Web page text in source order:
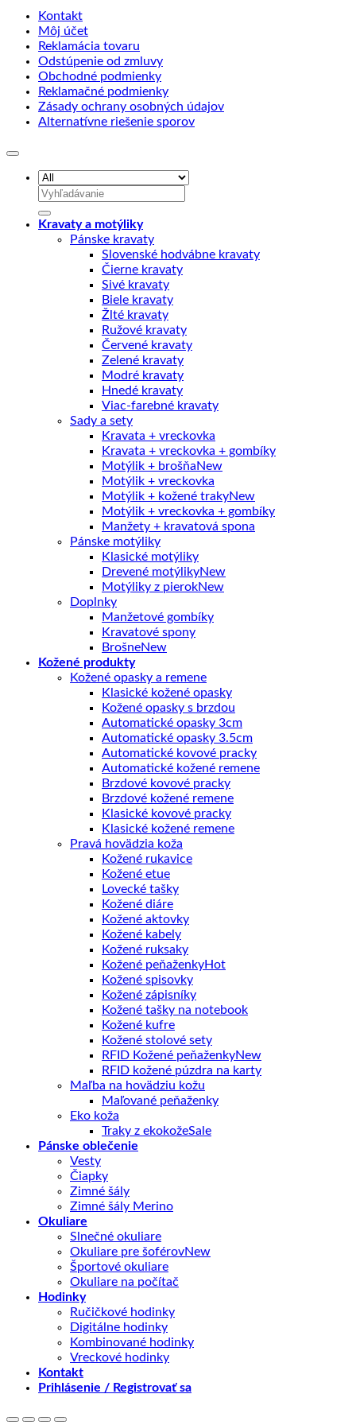
Kontakt
Môj účet
Reklamácia tovaru
Odstúpenie od zmluvy
Obchodné podmienky
Reklamačné podmienky
Zásady ochrany osobných údajov
Alternatívne riešenie sporov
Hľadať:
Kravaty a motýliky
Pánske kravaty
Slovenské hodvábne kravaty
Čierne kravaty
Sivé kravaty
Biele kravaty
Žlté kravaty
Ružové kravaty
Červené kravaty
Zelené kravaty
Modré kravaty
Hnedé kravaty
Viac-farebné kravaty
Sady a sety
Kravata + vreckovka
Kravata + vreckovka + gombíky
Motýlik + brošňa
Motýlik + vreckovka
Motýlik + kožené traky
Motýlik + vreckovka + gombíky
Manžety + kravatová spona
Pánske motýliky
Klasické motýliky
Drevené motýliky
Motýliky z pierok
Doplnky
Manžetové gombíky
Kravatové spony
Brošne
Kožené produkty
Kožené opasky a remene
Klasické kožené opasky
Kožené opasky s brzdou
Automatické opasky 3cm
Automatické opasky 3.5cm
Automatické kovové pracky
Automatické kožené remene
Brzdové kovové pracky
Brzdové kožené remene
Klasické kovové pracky
Klasické kožené remene
Pravá hovädzia koža
Kožené rukavice
Kožené etue
Lovecké tašky
Kožené diáre
Kožené aktovky
Kožené kabely
Kožené ruksaky
Kožené peňaženky
Kožené spisovky
Kožené zápisníky
Kožené tašky na notebook
Kožené kufre
Kožené stolové sety
RFID Kožené peňaženky
RFID kožené púzdra na karty
Maľba na hovädziu kožu
Maľované peňaženky
Eko koža
Traky z ekokože
Pánske oblečenie
Vesty
Čiapky
Zimné šály
Zimné šály Merino
Okuliare
Slnečné okuliare
Okuliare pre šoférov
Športové okuliare
Okuliare na počítač
Hodinky
Ručičkové hodinky
Digitálne hodinky
Kombinované hodinky
Vreckové hodinky
Kontakt
Prihlásenie / Registrovať sa